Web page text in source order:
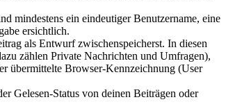
mindestens ein eindeutiger Benutzername, eine
ersichtlich.
als Entwurf zwischenspeicherst. In diesen
zählen Private Nachrichten und Umfragen),
übermittelte Browser-Kennzeichnung (User
Gelesen-Status von deinen Beiträgen oder